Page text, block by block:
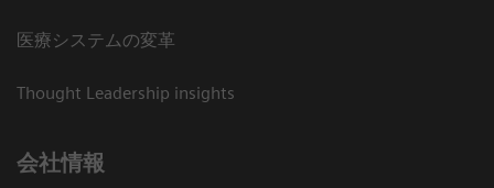
医療システムの変革
Thought Leadership insights
会社情報